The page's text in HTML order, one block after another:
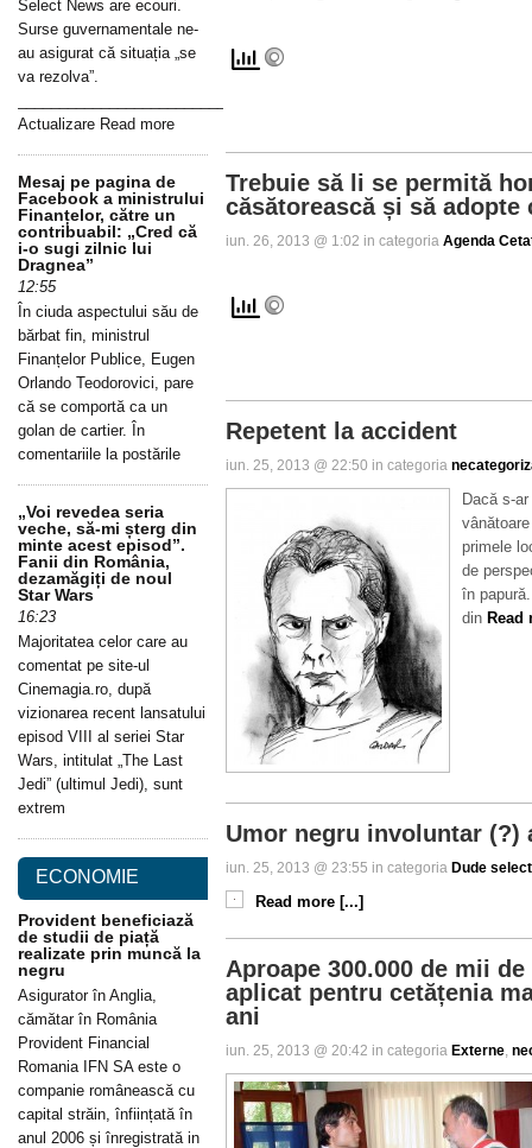
Trebuie să li se permită
căsătorească și să adopte
iun. 26, 2013 @ 1:02 in categoria Agenda
Repetent la accident
iun. 25, 2013 @ 22:50 in categoria
Dacă s-
primele
de
în
din Read
Umor negru involuntar (?)
iun. 25, 2013 @ 23:55 in categoria Dude
Read more [...]
Aproape 300.000 de mii
aplicat pentru cetățenia
ani
iun. 25, 2013 @ 20:42 in categoria Externe,
Select News are ecouri.
Surse guvernamentale ne-
au asigurat că situația „se
va rezolva”.
Actualizare Read more
Mesaj pe pagina de
Facebook a ministrului
Finanțelor, către un
contribuabil: „Cred că
i-o sugi zilnic lui
Dragnea”
12:55
În ciuda aspectului său de
bărbat fin, ministrul
Finanțelor Publice, Eugen
Orlando Teodorovici, pare
că se comportă ca un
golan de cartier. În
comentariile la postările
„Voi revedea seria
veche, să-mi șterg din
minte acest episod”.
Fanii din România,
dezamăgiți de noul
Star Wars
16:23
Majoritatea celor care au
comentat pe site-ul
Cinemagia.ro, după
vizionarea recent lansatului
episod VIII al seriei Star
Wars, intitulat „The Last
Jedi” (ultimul Jedi), sunt
extrem
ECONOMIE
Provident beneficiază
de studii de piață
realizate prin muncă la
negru
Asigurator în Anglia,
cămătar în România
Provident Financial
Romania IFN SA este o
companie românească cu
capital străin, înființată în
anul 2006 și înregistrată in